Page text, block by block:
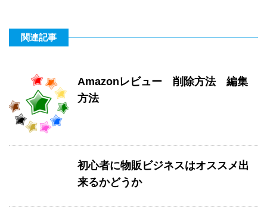
関連記事
Amazonレビュー 削除方法 編集
方法
初心者に物販ビジネスはオススメ出
来るかどうか